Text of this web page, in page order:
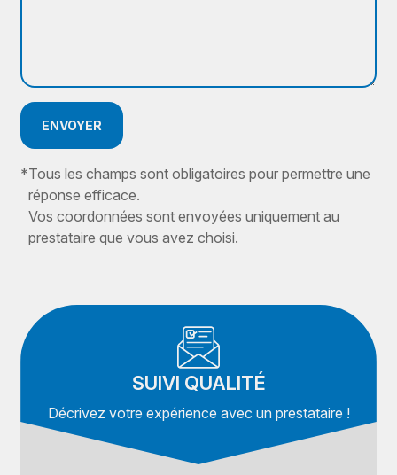
ENVOYER
*Tous les champs sont obligatoires pour permettre une
réponse efficace.
Vos coordonnées sont envoyées uniquement au
prestataire que vous avez choisi.
SUIVI QUALITÉ
Décrivez votre expérience avec un prestataire !